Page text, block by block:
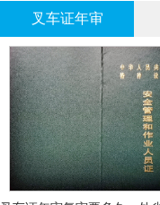
叉车证年审